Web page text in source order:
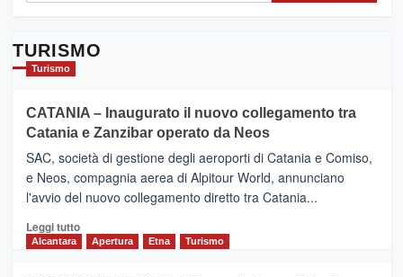
TURISMO
Turismo
CATANIA – Inaugurato il nuovo collegamento tra
Catania e Zanzibar operato da Neos
SAC, società di gestione degli aeroporti di Catania e Comiso,
e Neos, compagnia aerea di Alpitour World, annunciano
l'avvio del nuovo collegamento diretto tra Catania...
Leggi tuttoLeggi
Alcantara Apertura Etna Turismo